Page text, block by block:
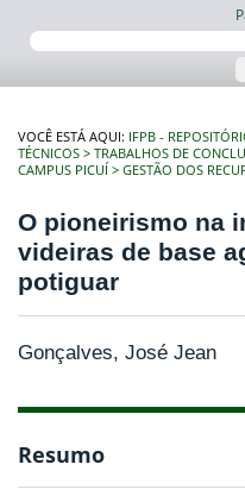
VOCÊ ESTÁ AQUI: IFPB -
TÉCNICOS
TRABALHOS DE
CAMPUS PICUÍ
GESTÃO DOS
O pioneirismo na
videiras de base
potiguar
Gonçalves, José Jean
Resumo